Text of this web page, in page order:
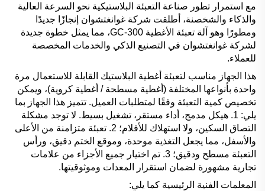
مع استمرار تطور صناعة التعبئة البلاستيكية نحو السرعة العالية
والذكاء والشخصنة، أطلقت شركة غوانغتشوان إنجازًا جديدًا
ومطورًا وهو آلة تعبئة الأغطية GC-300، مما يمثل خطوة جديدة
لشركة غوانغتشوان في التصنيع الذكي والخدمات المخصصة
للعملاء.
هذا الجهاز مناسب لتعبئة أغطية البلاستيك القابلة للاستعمال مرة
واحدة بأنواعها المختلفة (أغطية مسطحة / أغطية كروية)، ويمكن
تخصيص كمية التعبئة وفقًا لمتطلبات العميل. تتميز هذا الجهاز بما
يلي: 1. هيكل مدمج، أداء مستقر، تشغيل بسيط. لا توجد مشكلة
التصاق السكين، ولا استهلاك للأفلام؛ 2. تعبئة متزامنة من الأعلى
والأسفل، مما يجعل التغذية موحدة، وموقع الختم دقيق، ورأس
التعبئة مسطح ودقيق؛ 3. تم اختيار جميع الأجزاء من علامات
تجارية مشهورة لضمان استقرار المعدات وموثوقيتها.
المعلمات الفنية الرئيسية كما يلي: